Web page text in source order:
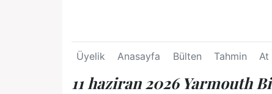
Üyelik Anasayfa Bülten Tahmin At
11 haziran 2026 Yarmouth